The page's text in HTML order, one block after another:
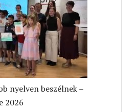
nyelven beszélnek –
2026